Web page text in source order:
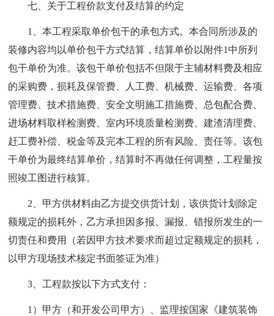
七、关于工程价款支付及结算的约定
1、本工程采取单价包干的承包方式。本合同所涉及的
装修内容均以单价包干方式结算，结算单价以附件1中所列
包干单价为准。该包干单价包括不但限于主辅材料费及相应
的采购费，损耗及保管费、人工费、机械费、运输费、各项
管理费、技术措施费、安全文明施工措施费、总包配合费、
进场材料取样检测费、室内环境质量检测费、建渣清理费、
赶工费补偿、税金等及完本工程的所有风险、责任等。该包
干单价为最终结算单价，结算时不再做任何调整，工程量按
照竣工图进行核算。
2、甲方供材料由乙方提交供货计划，该供货计划除定
额规定的损耗外，乙方承担因多报、漏报、错报所发生的一
切责任和费用（若因甲方技术要求而超过定额规定的损耗，
以甲方现场技术核定书面签证为准）
3、工程款按以下方式支付：
1）甲方（和开发公司甲方）、监理按国家《建筑装饰